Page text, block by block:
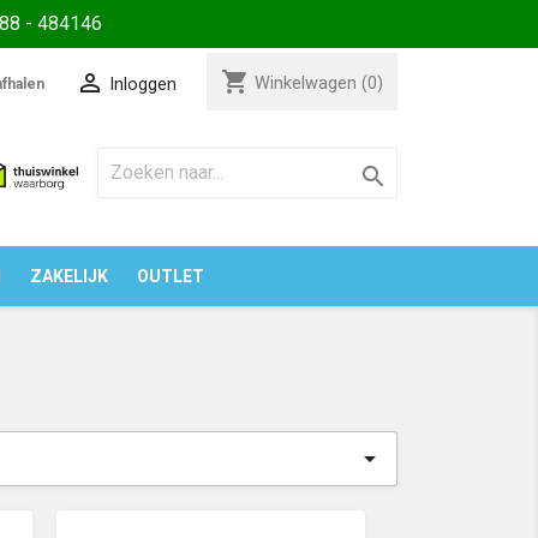
- 484146
 Inloggen shopping_cart Winkelwagen (0)

ZAKELIJK OUTLET
